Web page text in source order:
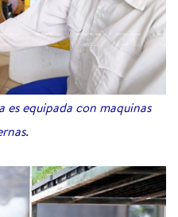
equipada con maquinas